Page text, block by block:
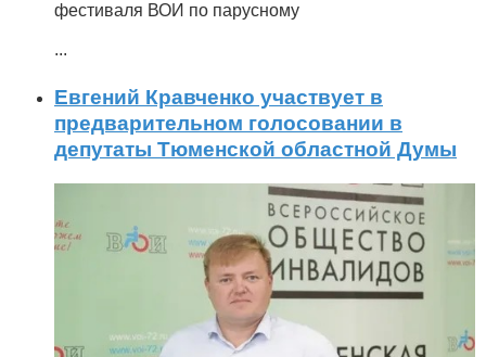
фестиваля ВОИ по парусному
...
Евгений Кравченко участвует в
предварительном голосовании в
депутаты Тюменской областной Думы